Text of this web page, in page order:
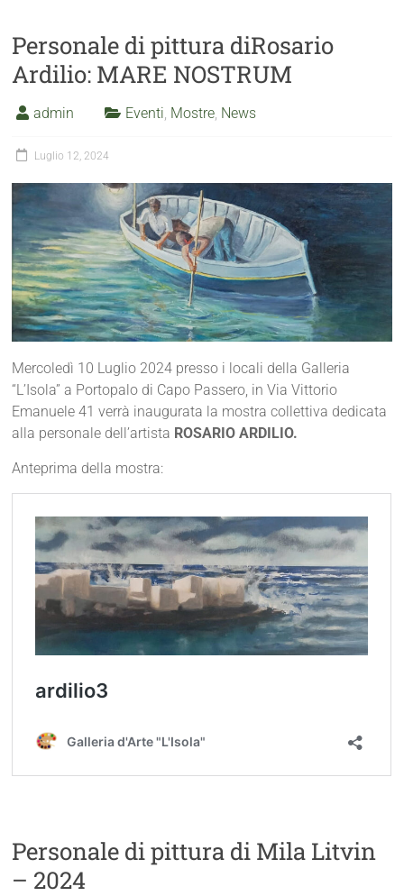
Personale di pittura diRosario
Ardilio: MARE NOSTRUM
admin Eventi, Mostre, News
Luglio 12, 2024
Mercoledì 10 Luglio 2024 presso i locali della Galleria
“L’Isola” a Portopalo di Capo Passero, in Via Vittorio
Emanuele 41 verrà inaugurata la mostra collettiva dedicata
alla personale dell’artista ROSARIO ARDILIO.
Anteprima della mostra:
Personale di pittura di Mila Litvin
– 2024